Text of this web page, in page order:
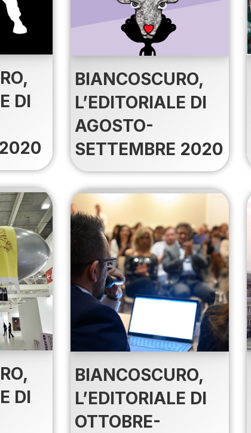
DI
BIANCOSCURO,
L’EDITORIALE DI
AGOSTO-
SETTEMBRE 2020
DI
BIANCOSCURO,
L’EDITORIALE DI
OTTOBRE-